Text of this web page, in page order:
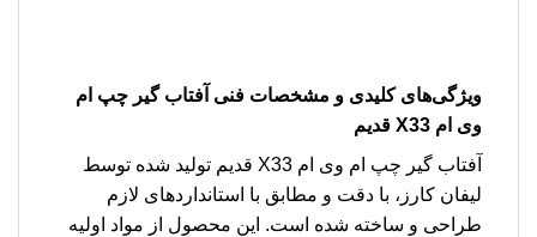
ویژگی‌های کلیدی و مشخصات فنی آفتاب گیر چپ ام
وی ام X33 قدیم
آفتاب گیر چپ ام وی ام X33 قدیم تولید شده توسط
لیفان کارز، با دقت و مطابق با استانداردهای لازم
طراحی و ساخته شده است. این محصول از مواد اولیه